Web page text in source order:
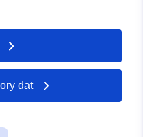
4.51126, 0 ], [ 4.51126, 0 ] ]
Polygon
dat